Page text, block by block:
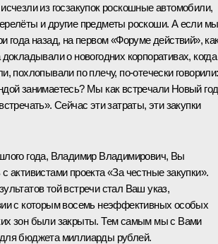
из госзакупок роскошные автомобили,
и другие предметы роскоши. А если мы
года назад, на первом «Форуме действий»,
о новогодних корпоративах, когда
похлопывали по плечу, по‑отечески говорили:
занимаетесь? Мы как встречали Новый
Сейчас эти затраты, эти закупки
года, Владимир Владимирович, Вы
активистами проекта «За честные закупки».
той встречи стал Ваш указ,
с которым восемь неэффективных особых
зон были закрыты. Тем самым мы с Вами
бюджета миллиарды рублей.